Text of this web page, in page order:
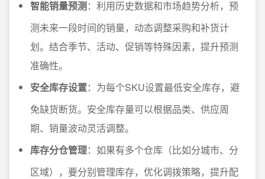
智能销量预测：利用历史数据和市场趋势分析，预
测未来一段时间的销量，动态调整采购和补货计
划。结合季节、活动、促销等特殊因素，提升预测
准确性。
安全库存设置：为每个SKU设置最低安全库存，避
免缺货断货。安全库存量可以根据品类、供应周
期、销量波动灵活调整。
库存分仓管理：如果有多个仓库（比如分城市、分
区域），要分别管理库存，优化调拨策略，提升配